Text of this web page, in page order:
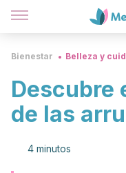
Bienestar Belleza y
Descubre
de las
4 minutos